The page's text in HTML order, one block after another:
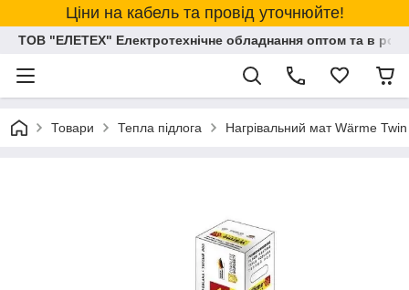
Ціни на кабель та провід уточнюйте!
ТОВ "ЕЛЕТЕХ" Електротехнічне обладнання оптом та в
Товари Тепла підлога Нагрівальний мат Wärme